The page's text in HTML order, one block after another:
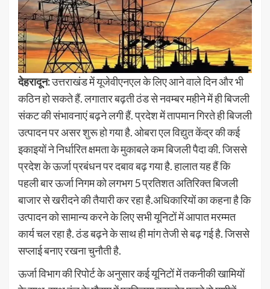
देहरादून:उत्तराखंड में यूजेवीएनएल के लिए आने वाले दिन और भी
कठिन हो सकते हैं. लगातार बढ़ती ठंड से नवम्बर महीने में ही बिजली
संकट की संभावनाएं बढ़ने लगी हैं. प्रदेश में तापमान गिरते ही बिजली
उत्पादन पर असर शुरू हो गया है. ओबरा एल विद्युत केंद्र की कई
इकाइयों ने निर्धारित क्षमता के मुकाबले कम बिजली पैदा की. जिससे
प्रदेश के ऊर्जा प्रबंधन पर दबाव बढ़ गया है. हालात यह हैं कि
पहली बार ऊर्जा निगम को लगभग 5 प्रतिशत अतिरिक्त बिजली
बाजार से खरीदने की तैयारी कर रहा है.अधिकारियों का कहना है कि
उत्पादन को सामान्य करने के लिए सभी यूनिटों में आपात मरम्मत
कार्य चल रहा है. ठंड बढ़ने के साथ ही मांग तेजी से बढ़ गई है. जिससे
सप्लाई बनाए रखना चुनौती है.
ऊर्जा विभाग की रिपोर्ट के अनुसार कई यूनिटों में तकनीकी खामियों